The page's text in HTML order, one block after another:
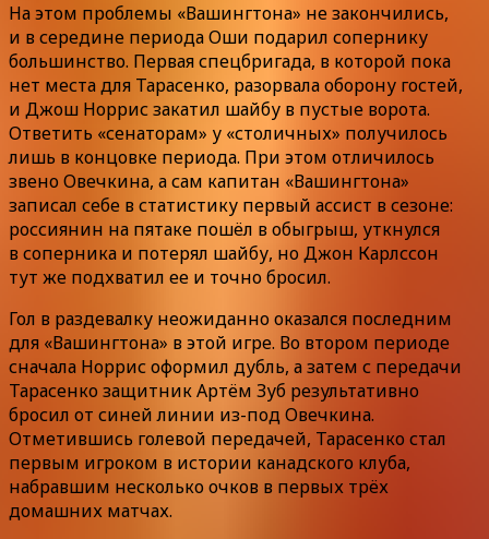
На этом проблемы «Вашингтона» не закончились,
и в середине периода Оши подарил сопернику
большинство. Первая спецбригада, в которой пока
нет места для Тарасенко, разорвала оборону гостей,
и Джош Норрис закатил шайбу в пустые ворота.
Ответить «сенаторам» у «столичных» получилось
лишь в концовке периода. При этом отличилось
звено Овечкина, а сам капитан «Вашингтона»
записал себе в статистику первый ассист в сезоне:
россиянин на пятаке пошёл в обыгрыш, уткнулся
в соперника и потерял шайбу, но Джон Карлссон
тут же подхватил ее и точно бросил.
Гол в раздевалку неожиданно оказался последним
для «Вашингтона» в этой игре. Во втором периоде
сначала Норрис оформил дубль, а затем с передачи
Тарасенко защитник Артём Зуб результативно
бросил от синей линии из-под Овечкина.
Отметившись голевой передачей, Тарасенко стал
первым игроком в истории канадского клуба,
набравшим несколько очков в первых трёх
домашних матчах.